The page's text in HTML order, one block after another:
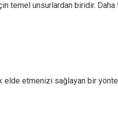
temel unsurlardan biridir.
elde etmenizi sağlayan bir